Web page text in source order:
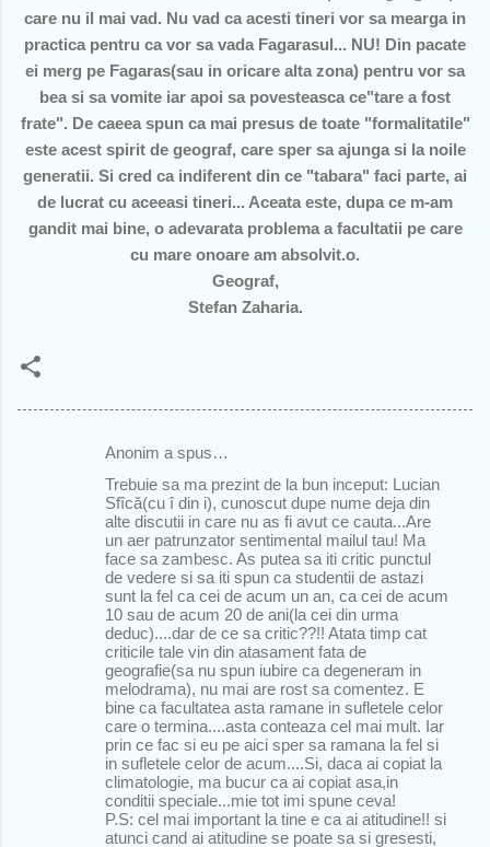
care nu il mai vad. Nu vad ca acesti tineri vor sa mearga in
practica pentru ca vor sa vada Fagarasul... NU! Din pacate
ei merg pe Fagaras(sau in oricare alta zona) pentru vor sa
bea si sa vomite iar apoi sa povesteasca ce"tare a fost
frate". De caeea spun ca mai presus de toate "formalitatile"
este acest spirit de geograf, care sper sa ajunga si la noile
generatii. Si cred ca indiferent din ce "tabara" faci parte, ai
de lucrat cu aceeasi tineri... Aceata este, dupa ce m-am
gandit mai bine, o adevarata problema a facultatii pe care
cu mare onoare am absolvit.o.
Geograf,
Stefan Zaharia.
Anonim a spus…
Trebuie sa ma prezint de la bun inceput: Lucian
Sfîcă(cu î din i), cunoscut dupe nume deja din
alte discutii in care nu as fi avut ce cauta...Are
un aer patrunzator sentimental mailul tau! Ma
face sa zambesc. As putea sa iti critic punctul
de vedere si sa iti spun ca studentii de astazi
sunt la fel ca cei de acum un an, ca cei de acum
10 sau de acum 20 de ani(la cei din urma
deduc)....dar de ce sa critic??!! Atata timp cat
criticile tale vin din atasament fata de
geografie(sa nu spun iubire ca degeneram in
melodrama), nu mai are rost sa comentez. E
bine ca facultatea asta ramane in sufletele celor
care o termina....asta conteaza cel mai mult. Iar
prin ce fac si eu pe aici sper sa ramana la fel si
in sufletele celor de acum....Si, daca ai copiat la
climatologie, ma bucur ca ai copiat asa,in
conditii speciale...mie tot imi spune ceva!
P.S: cel mai important la tine e ca ai atitudine!! si
atunci cand ai atitudine se poate sa si gresesti,